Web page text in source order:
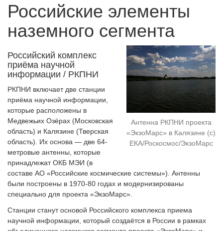
Российские элементы
наземного сегмента
Антенна РКПНИ проекта
«ЭкзоМарс» в Калязине (с)
ЕКА/Роскосмос/ЭкзоМарс
Российский комплекс
приёма научной
информации / РКПНИ
РКПНИ включает две станции
приёма научной информации,
которые расположены в
Медвежьих Озёрах (Московская
область) и Калязине (Тверская
область). Их основа — две 64-
метровые антенны, которые
принадлежат ОКБ МЭИ (в
составе АО «Российские космические системы»). Антенны
были построены в 1970-80 годах и модернизированы
специально для проекта «ЭкзоМарс».
Станции станут основой Российского комплекса приема
научной информации, который создаётся в России в рамках